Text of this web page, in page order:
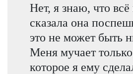
Нет, я знаю, что
сказала она
это не может быть
Меня мучает только
которое я ему